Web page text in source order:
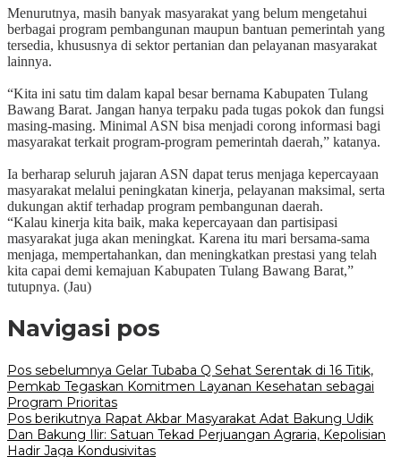
‎Menurutnya, masih banyak masyarakat yang belum mengetahui
berbagai program pembangunan maupun bantuan pemerintah yang
tersedia, khususnya di sektor pertanian dan pelayanan masyarakat
lainnya.
‎“Kita ini satu tim dalam kapal besar bernama Kabupaten Tulang
Bawang Barat. Jangan hanya terpaku pada tugas pokok dan fungsi
masing-masing. Minimal ASN bisa menjadi corong informasi bagi
masyarakat terkait program-program pemerintah daerah,” katanya.
‎Ia berharap seluruh jajaran ASN dapat terus menjaga kepercayaan
masyarakat melalui peningkatan kinerja, pelayanan maksimal, serta
dukungan aktif terhadap program pembangunan daerah.
‎“Kalau kinerja kita baik, maka kepercayaan dan partisipasi
masyarakat juga akan meningkat. Karena itu mari bersama-sama
menjaga, mempertahankan, dan meningkatkan prestasi yang telah
kita capai demi kemajuan Kabupaten Tulang Bawang Barat,”
tutupnya. (Jau)
Navigasi pos
Pos sebelumnya Gelar Tubaba Q Sehat Serentak di 16 Titik,
Pemkab Tegaskan Komitmen Layanan Kesehatan sebagai
Program Prioritas
Pos berikutnya Rapat Akbar Masyarakat Adat Bakung Udik
Dan Bakung Ilir: Satuan Tekad Perjuangan Agraria, Kepolisian
Hadir Jaga Kondusivitas